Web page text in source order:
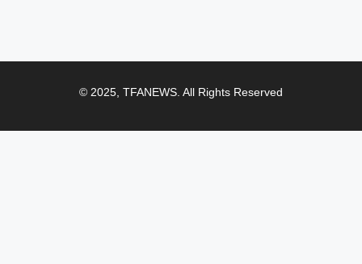
© 2025, TFANEWS. All Rights Reserved